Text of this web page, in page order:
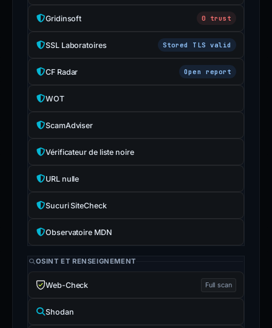
Gridinsoft 0 trust
SSL Laboratoires Stored TLS valid
CF Radar Open report
WOT
ScamAdviser
Vérificateur de liste noire
URL nulle
Sucuri SiteCheck
Observatoire MDN
OSINT ET RENSEIGNEMENT
Web-Check Full scan
Shodan